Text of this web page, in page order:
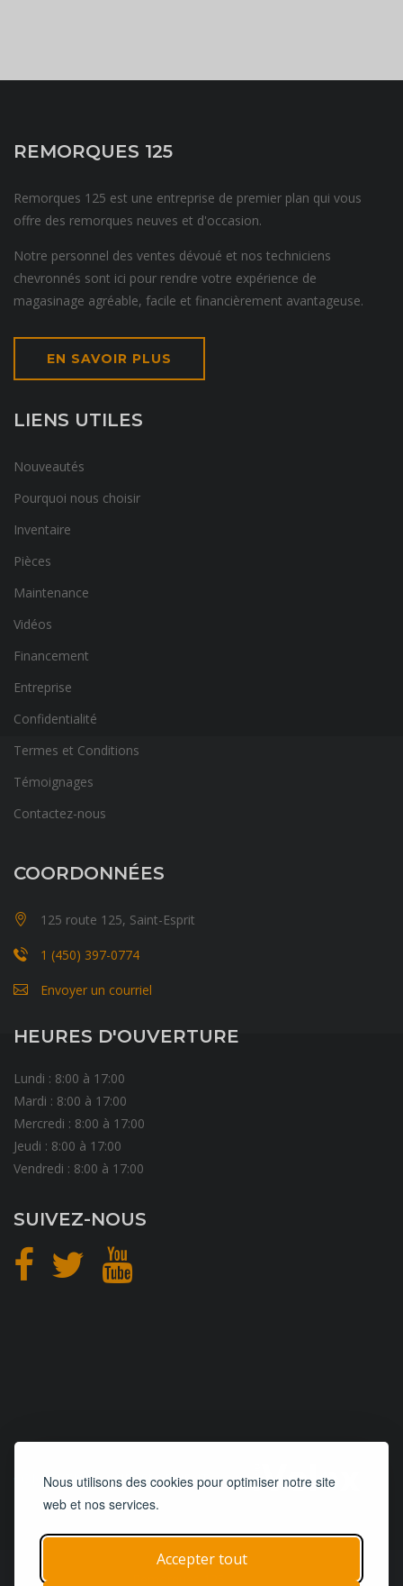
Nous utilisons des cookies pour optimiser notre site
web et nos services.
Accepter tout
REMORQUES 125
Remorques 125 est une entreprise de premier plan qui vous
offre des remorques neuves et d'occasion.
Notre personnel des ventes dévoué et nos techniciens
chevronnés sont ici pour rendre votre expérience de
magasinage agréable, facile et financièrement avantageuse.
EN SAVOIR PLUS
LIENS UTILES
Nouveautés
Pourquoi nous choisir
Inventaire
Pièces
Maintenance
Vidéos
Financement
Entreprise
Confidentialité
Termes et Conditions
Témoignages
Contactez-nous
COORDONNÉES
125 route 125, Saint-Esprit
1 (450) 397-0774
Envoyer un courriel
HEURES D'OUVERTURE
Lundi : 8:00 à 17:00
Mardi : 8:00 à 17:00
Mercredi : 8:00 à 17:00
Jeudi : 8:00 à 17:00
Vendredi : 8:00 à 17:00
SUIVEZ-NOUS
CONCEPTIONetHÉBERGEMENT
© 2019 - 2026 | Tous droits réservés